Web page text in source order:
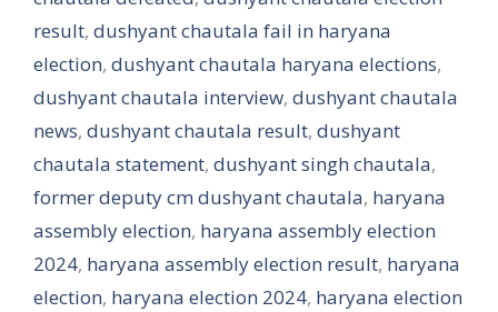
result, dushyant chautala fail in haryana
election, dushyant chautala haryana elections,
dushyant chautala interview, dushyant chautala
news, dushyant chautala result, dushyant
chautala statement, dushyant singh chautala,
former deputy cm dushyant chautala, haryana
assembly election, haryana assembly election
2024, haryana assembly election result, haryana
election, haryana election 2024, haryana election